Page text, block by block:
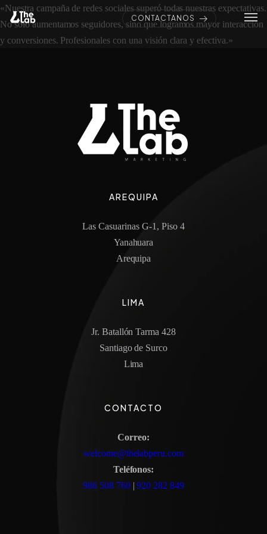
CONTÁCTANOS
«Nuestra campaña de redes sociales superó todas nuestras expectativas.
No solo aumentamos seguidores, sino que logramos mayor interacción
y conversiones. Profesionales con una visión clara y efectiva.»
AREQUIPA
Las Casuarinas G-1, Piso 4
Yanahuara
Arequipa
LIMA
Jr. Batallón Tarma 428
Santiago de Surco
Lima
CONTACTO
Correo:
welcome@thelabperu.com
Teléfonos:
986 508 760|920 282 849